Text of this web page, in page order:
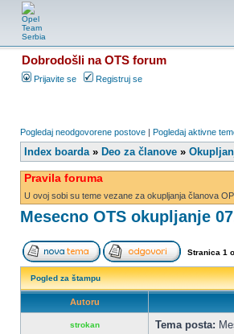
Dobrodošli na OTS forum
Prijavite se Registruj se
Pogledaj neodgovorene postove | Pogledaj aktivne
Index boarda» Deo za članove »
Pravila foruma
U ovoj sobi su teme vezane za okupljanja članova
Mesecno OTS okupljanje
Stranica 1
Pogled za štampu
Autoru
strokan Tema posta: